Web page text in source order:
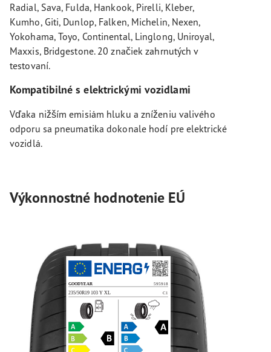
Radial, Sava, Fulda, Hankook, Pirelli, Kleber,
Kumho, Giti, Dunlop, Falken, Michelin, Nexen,
Yokohama, Toyo, Continental, Linglong, Uniroyal,
Maxxis, Bridgestone. 20 značiek zahrnutých v
testovaní.
Kompatibilné s elektrickými vozidlami
Vďaka nižším emisiám hluku a zníženiu valivého
odporu sa pneumatika dokonale hodí pre elektrické
vozidlá.
Výkonnostné hodnotenie EÚ